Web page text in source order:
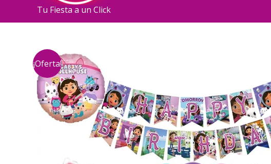
Tu Fiesta a un Click
¡Oferta!